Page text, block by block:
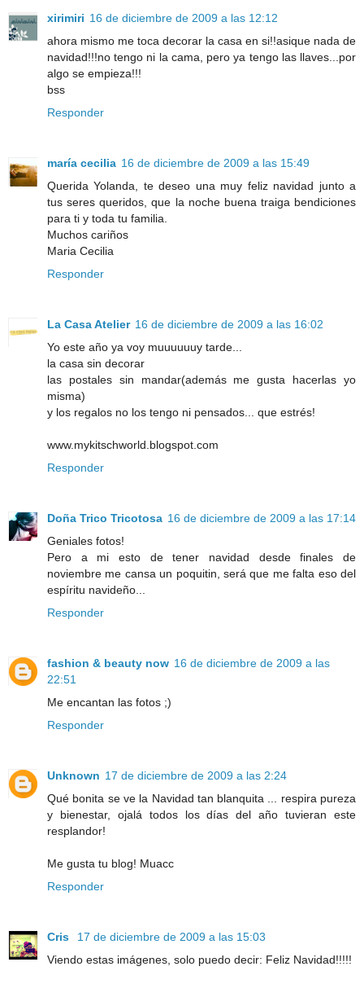
xirimiri 16 de diciembre de 2009 a las 12:12
ahora mismo me toca decorar la casa en si!!asique nada de
navidad!!!no tengo ni la cama, pero ya tengo las llaves...por
algo se empieza!!!
bss
Responder
maría cecilia 16 de diciembre de 2009 a las 15:49
Querida Yolanda, te deseo una muy feliz navidad junto a
tus seres queridos, que la noche buena traiga bendiciones
para ti y toda tu familia.
Muchos cariños
Maria Cecilia
Responder
La Casa Atelier 16 de diciembre de 2009 a las 16:02
Yo este año ya voy muuuuuuy tarde...
la casa sin decorar
las postales sin mandar(además me gusta hacerlas yo
misma)
y los regalos no los tengo ni pensados... que estrés!
www.mykitschworld.blogspot.com
Responder
Doña Trico Tricotosa 16 de diciembre de 2009 a las 17:14
Geniales fotos!
Pero a mi esto de tener navidad desde finales de
noviembre me cansa un poquitin, será que me falta eso del
espíritu navideño...
Responder
fashion & beauty now 16 de diciembre de 2009 a las
22:51
Me encantan las fotos ;)
Responder
Unknown 17 de diciembre de 2009 a las 2:24
Qué bonita se ve la Navidad tan blanquita ... respira pureza
y bienestar, ojalá todos los días del año tuvieran este
resplandor!
Me gusta tu blog! Muacc
Responder
Cris
17 de diciembre de 2009 a las 15:03
Viendo estas imágenes, solo puedo decir: Feliz Navidad!!!!!